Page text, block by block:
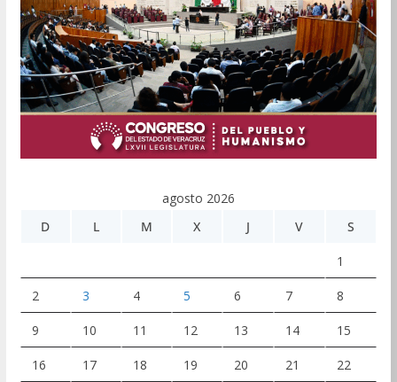
agosto 2026
D
L M X J V S
1
2 3 4 5 6 7 8
9 10 11 12 13 14 15
16 17 18 19 20 21 22